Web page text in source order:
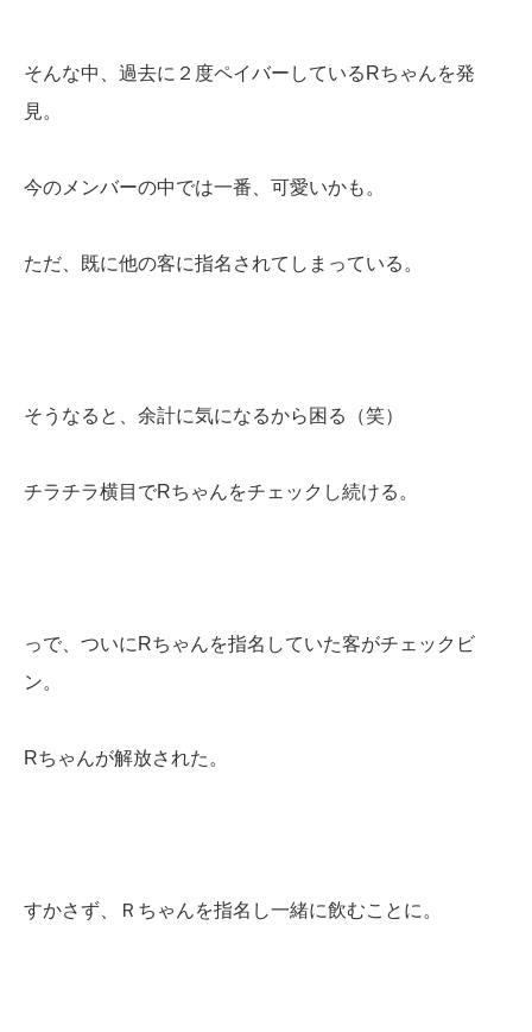
そんな中、過去に２度ペイバーしているRちゃんを発
見。
今のメンバーの中では一番、可愛いかも。
ただ、既に他の客に指名されてしまっている。
そうなると、余計に気になるから困る（笑）
チラチラ横目でRちゃんをチェックし続ける。
っで、ついにRちゃんを指名していた客がチェックビ
ン。
Rちゃんが解放された。
すかさず、Ｒちゃんを指名し一緒に飲むことに。